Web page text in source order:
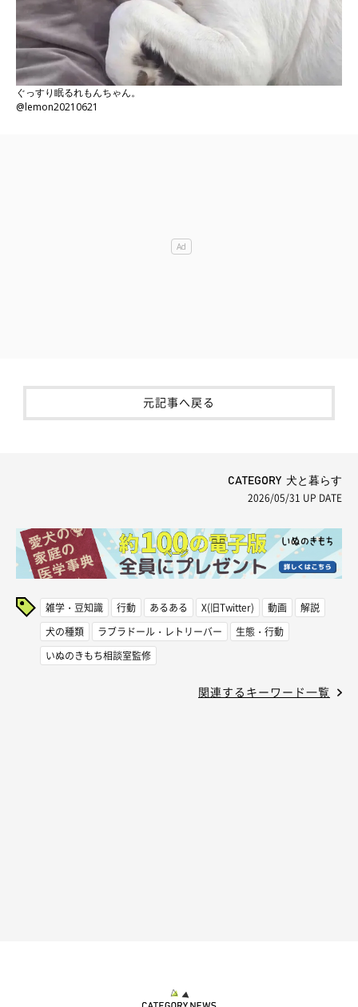
ぐっすり眠るれもんちゃん。
@lemon20210621
元記事へ戻る
CATEGORY 犬と暮らす
2026/05/31 UP DATE
雑学・豆知識 行動 あるある X(旧Twitter) 動画
解説
犬の種類
ラブラドール・レトリーバー
生態・行動
いぬのきもち相談室監修
関連するキーワード一覧